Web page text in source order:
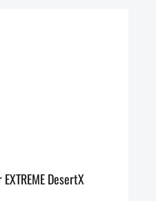
DesertX